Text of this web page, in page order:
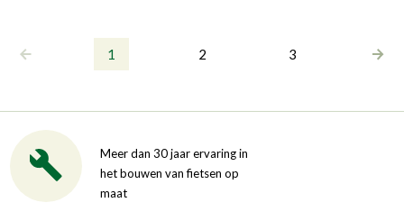
1 2 3
Meer dan 30 jaar ervaring in
het bouwen van fietsen op
maat